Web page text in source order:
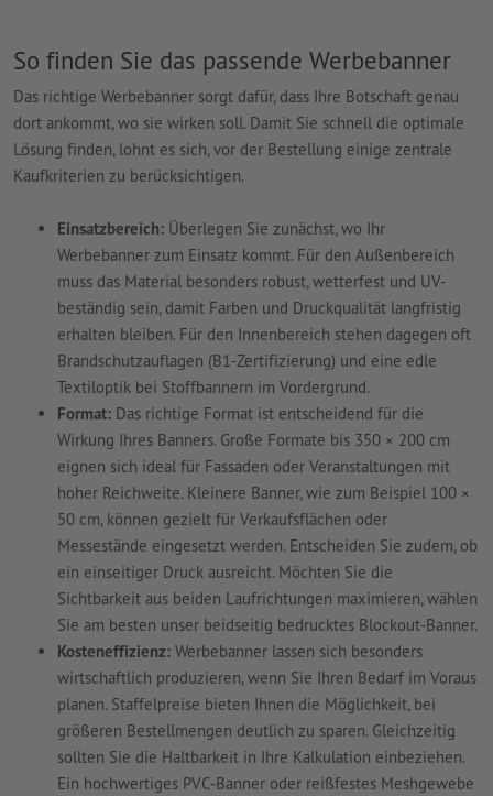
So finden Sie das passende Werbebanner
Das richtige Werbebanner sorgt dafür, dass Ihre Botschaft genau
dort ankommt, wo sie wirken soll. Damit Sie schnell die optimale
Lösung finden, lohnt es sich, vor der Bestellung einige zentrale
Kaufkriterien zu berücksichtigen.
Einsatzbereich: Überlegen Sie zunächst, wo Ihr
Werbebanner zum Einsatz kommt. Für den Außenbereich
muss das Material besonders robust, wetterfest und UV-
beständig sein, damit Farben und Druckqualität langfristig
erhalten bleiben. Für den Innenbereich stehen dagegen oft
Brandschutzauflagen (B1-Zertifizierung) und eine edle
Textiloptik bei Stoffbannern im Vordergrund.
Format: Das richtige Format ist entscheidend für die
Wirkung Ihres Banners. Große Formate bis 350 × 200 cm
eignen sich ideal für Fassaden oder Veranstaltungen mit
hoher Reichweite. Kleinere Banner, wie zum Beispiel 100 ×
50 cm, können gezielt für Verkaufsflächen oder
Messestände eingesetzt werden. Entscheiden Sie zudem, ob
ein einseitiger Druck ausreicht. Möchten Sie die
Sichtbarkeit aus beiden Laufrichtungen maximieren, wählen
Sie am besten unser beidseitig bedrucktes Blockout-Banner.
Kosteneffizienz: Werbebanner lassen sich besonders
wirtschaftlich produzieren, wenn Sie Ihren Bedarf im Voraus
planen. Staffelpreise bieten Ihnen die Möglichkeit, bei
größeren Bestellmengen deutlich zu sparen. Gleichzeitig
sollten Sie die Haltbarkeit in Ihre Kalkulation einbeziehen.
Ein hochwertiges PVC-Banner oder reißfestes Meshgewebe